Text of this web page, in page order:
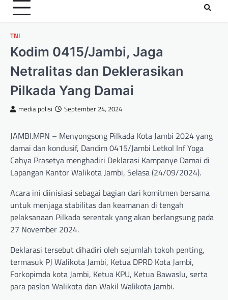
TNI
Kodim 0415/Jambi, Jaga
Netralitas dan Deklerasikan
Pilkada Yang Damai
media polisi September 24, 2024
JAMBI.MPN – Menyongsong Pilkada Kota Jambi 2024 yang
damai dan kondusif, Dandim 0415/Jambi Letkol Inf Yoga
Cahya Prasetya menghadiri Deklarasi Kampanye Damai di
Lapangan Kantor Walikota Jambi, Selasa (24/09/2024).
Acara ini diinisiasi sebagai bagian dari komitmen bersama
untuk menjaga stabilitas dan keamanan di tengah
pelaksanaan Pilkada serentak yang akan berlangsung pada
27 November 2024.
Deklarasi tersebut dihadiri oleh sejumlah tokoh penting,
termasuk PJ Walikota Jambi, Ketua DPRD Kota Jambi,
Forkopimda kota Jambi, Ketua KPU, Ketua Bawaslu, serta
para paslon Walikota dan Wakil Walikota Jambi.